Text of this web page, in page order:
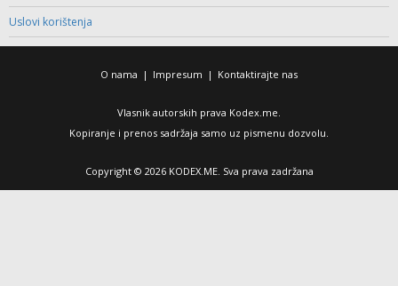
Uslovi korištenja
O nama | Impresum | Kontaktirajte nas
Vlasnik autorskih prava Kodex.me.
Kopiranje i prenos sadržaja samo uz pismenu dozvolu.
Copyright © 2026 KODEX.ME. Sva prava zadržana